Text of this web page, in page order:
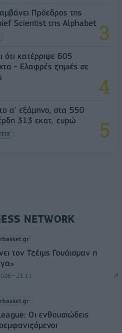
Πρόεδρος της
Scientist της Alphabet
κατέρριψε 605
- Ελαφρές ζημιές σε
α' εξάμηνο, στα 550
313 εκατ. ευρώ
NETWORK
τον Τζέιμς Γουάισμαν η
- 21:11
Οι ενθουσιώδεις